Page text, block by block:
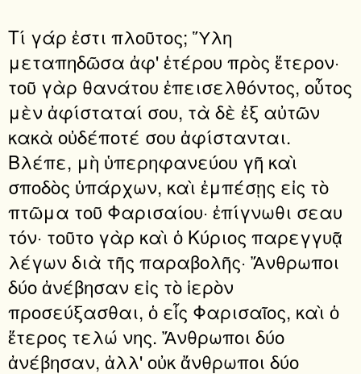
Τί γάρ ἐστι πλοῦτος; Ὕλη
μεταπηδῶσα ἀφ' ἑτέρου πρὸς ἕτερον·
τοῦ γὰρ θανάτου ἐπεισελθόντος, οὗτος
μὲν ἀφίσταταί σου, τὰ δὲ ἐξ αὐτῶν
κακὰ οὐδέποτέ σου ἀφίστανται.
Βλέπε, μὴ ὑπερηφανεύου γῆ καὶ
σποδὸς ὑπάρχων, καὶ ἐμπέσῃς εἰς τὸ
πτῶμα τοῦ Φαρισαίου· ἐπίγνωθι σεαυ
τόν· τοῦτο γὰρ καὶ ὁ Κύριος παρεγγυᾷ
λέγων διὰ τῆς παραβολῆς· Ἄνθρωποι
δύο ἀνέβησαν εἰς τὸ ἱερὸν
προσεύξασθαι, ὁ εἷς Φαρισαῖος, καὶ ὁ
ἕτερος τελώ νης. Ἄνθρωποι δύο
ἀνέβησαν, ἀλλ' οὐκ ἄνθρωποι δύο